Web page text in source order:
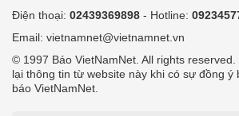
Điện thoại: 02439369898 - Hotline:
Email: vietnamnet@vietnamnet.vn
© 1997 Báo VietNamNet. All rights
lại thông tin từ website này khi có sự đồng ý
báo VietNamNet.